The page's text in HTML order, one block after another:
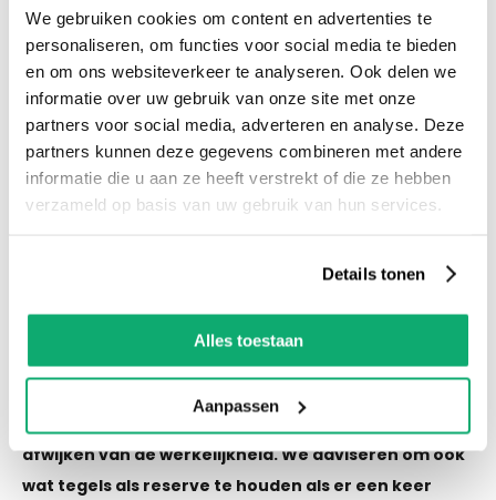
We gebruiken cookies om content en advertenties te
personaliseren, om functies voor social media te bieden
en om ons websiteverkeer te analyseren. Ook delen we
informatie over uw gebruik van onze site met onze
partners voor social media, adverteren en analyse. Deze
partners kunnen deze gegevens combineren met andere
informatie die u aan ze heeft verstrekt of die ze hebben
verzameld op basis van uw gebruik van hun services.
Details tonen
Alles toestaan
Aanpassen
winkel te kijken via Street View!
Productspecificaties
Let op! Over gebleven tegels mogen niet retour!
De kleur van de tegel op de afbeelding kan altijd
iets afwijken van de werkelijkheid. We adviseren
om ook wat tegels als reserve te houden als er
afwijken van de werkelijkheid. We adviseren om ook
wat tegels als reserve te houden als er een keer